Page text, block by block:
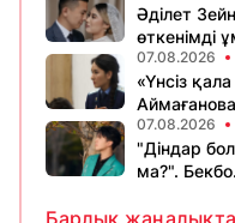
Әділет
өткенімді
07.08.2026
«Үнсіз
07.08.2026
"Діндар
ма?".
Барлық